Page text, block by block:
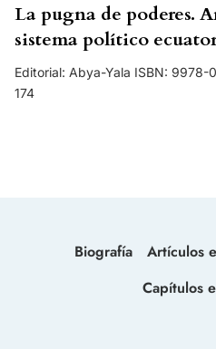
La pugna de poderes.
sistema político
Editorial: Abya-Yala ISBN:
174
Biografía Artículos
Capítulos